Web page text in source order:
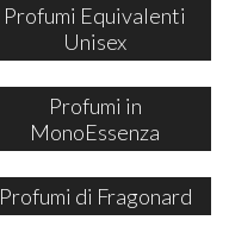
Profumi Equivalenti
Unisex
Profumi in
MonoEssenza
Profumi di Fragonard